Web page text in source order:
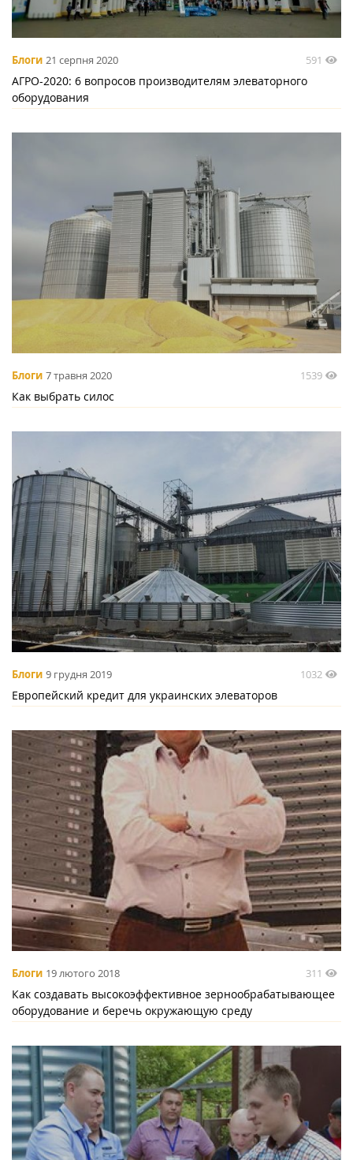
Блоги 21 серпня 2020 591
АГРО-2020: 6 вопросов производителям элеваторного
оборудования
Блоги 7 травня 2020 1539
Как выбрать силос
Блоги 9 грудня 2019 1032
Европейский кредит для украинских элеваторов
Блоги 19 лютого 2018 311
Как создавать высокоэффективное зернообрабатывающее
оборудование и беречь окружающую среду